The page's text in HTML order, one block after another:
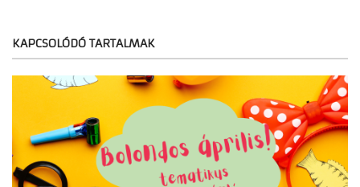
KAPCSOLÓDÓ TARTALMAK